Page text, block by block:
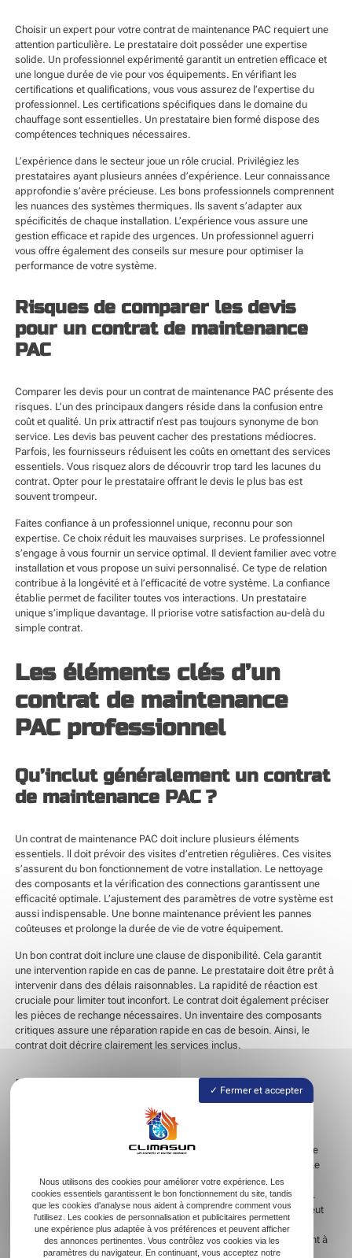
Choisir un expert pour votre contrat de maintenance PAC requiert une
attention particulière. Le prestataire doit posséder une expertise
solide. Un professionnel expérimenté garantit un entretien efficace et
une longue durée de vie pour vos équipements. En vérifiant les
certifications et qualifications, vous vous assurez de l’expertise du
professionnel. Les certifications spécifiques dans le domaine du
chauffage sont essentielles. Un prestataire bien formé dispose des
compétences techniques nécessaires.
L’expérience dans le secteur joue un rôle crucial. Privilégiez les
prestataires ayant plusieurs années d’expérience. Leur connaissance
approfondie s’avère précieuse. Les bons professionnels comprennent
les nuances des systèmes thermiques. Ils savent s’adapter aux
spécificités de chaque installation. L’expérience vous assure une
gestion efficace et rapide des urgences. Un professionnel aguerri
vous offre également des conseils sur mesure pour optimiser la
performance de votre système.
Risques de comparer les devis
pour un contrat de maintenance
PAC
Comparer les devis pour un contrat de maintenance PAC présente des
risques. L’un des principaux dangers réside dans la confusion entre
coût et qualité. Un prix attractif n’est pas toujours synonyme de bon
service. Les devis bas peuvent cacher des prestations médiocres.
Parfois, les fournisseurs réduisent les coûts en omettant des services
essentiels. Vous risquez alors de découvrir trop tard les lacunes du
contrat. Opter pour le prestataire offrant le devis le plus bas est
souvent trompeur.
Faites confiance à un professionnel unique, reconnu pour son
expertise. Ce choix réduit les mauvaises surprises. Le professionnel
s’engage à vous fournir un service optimal. Il devient familier avec votre
installation et vous propose un suivi personnalisé. Ce type de relation
contribue à la longévité et à l’efficacité de votre système. La confiance
établie permet de faciliter toutes vos interactions. Un prestataire
unique s’implique davantage. Il priorise votre satisfaction au-delà du
simple contrat.
Les éléments clés d’un
contrat de maintenance
PAC professionnel
Qu’inclut généralement un contrat
de maintenance PAC ?
Un contrat de maintenance PAC doit inclure plusieurs éléments
essentiels. Il doit prévoir des visites d’entretien régulières. Ces visites
s’assurent du bon fonctionnement de votre installation. Le nettoyage
des composants et la vérification des connections garantissent une
efficacité optimale. L’ajustement des paramètres de votre système est
aussi indispensable. Une bonne maintenance prévient les pannes
coûteuses et prolonge la durée de vie de votre équipement.
Un bon contrat doit inclure une clause de disponibilité. Cela garantit
une intervention rapide en cas de panne. Le prestataire doit être prêt à
intervenir dans des délais raisonnables. La rapidité de réaction est
cruciale pour limiter tout inconfort. Le contrat doit également préciser
les pièces de rechange nécessaires. Un inventaire des composants
critiques assure une réparation rapide en cas de besoin. Ainsi, le
contrat doit décrire clairement les services inclus.
La valeur ajoutée d’une relation
exclusive avec un professionnel
Établir une relation exclusive avec un seul professionnel apporte de
nombreux avantages. Cela crée un climat de confiance mutuelle. Le
professionnel connaît bien votre installation et anticipe mieux vos
besoins. Cette familiarité lui permet d’intervenir plus efficacement.
Vous évitez alors les temps d’arrêt prolongés. Le professionnel peut
vous conseiller pour optimiser l’efficacité énergétique de votre
système. En étant votre unique interlocuteur, il s’engage pleinement à
votre satisfaction.
Fermer et accepter
Nous utilisons des cookies pour améliorer votre expérience. Les
cookies essentiels garantissent le bon fonctionnement du site, tandis
que les cookies d'analyse nous aident à comprendre comment vous
l'utilisez. Les cookies de personnalisation et publicitaires permettent
une expérience plus adaptée à vos préférences et peuvent afficher
des annonces pertinentes. Vous contrôlez vos cookies via les
paramètres du navigateur. En continuant, vous acceptez notre